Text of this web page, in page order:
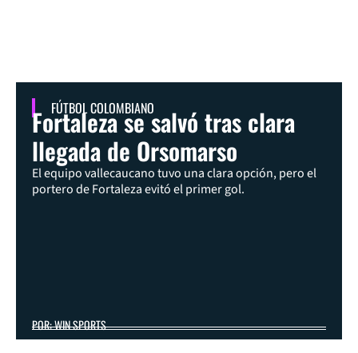
FÚTBOL COLOMBIANO
Fortaleza se salvó tras clara
llegada de Orsomarso
El equipo vallecaucano tuvo una clara opción, pero el
portero de Fortaleza evitó el primer gol.
POR: WIN SPORTS